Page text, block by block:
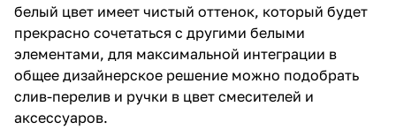
белый цвет имеет чистый оттенок, который будет
прекрасно сочетаться с другими белыми
элементами, для максимальной интеграции в
общее дизайнерское решение можно подобрать
слив-перелив и ручки в цвет смесителей и
аксессуаров.